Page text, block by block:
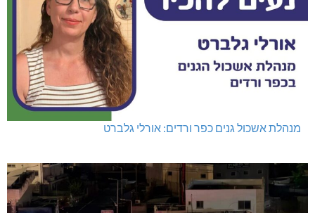
מנהלת אשכול גנים כפר ורדים: אורלי גלברט